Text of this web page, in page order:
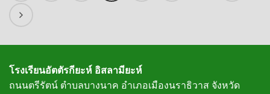
โรงเรียนอัตตัรกียะห์ อิสลามียะห์
ถนนตรีรัตน์ ตำบลบางนาค อำเภอเมืองนราธิวาส จังหวัด